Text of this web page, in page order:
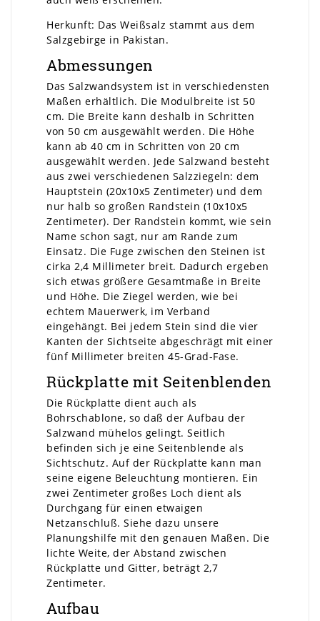
Herkunft: Das Weißsalz stammt aus dem
Salzgebirge in Pakistan.
Abmessungen
Das Salzwandsystem ist in verschiedensten
Maßen erhältlich. Die Modulbreite ist 50
cm. Die Breite kann deshalb in Schritten
von 50 cm ausgewählt werden. Die Höhe
kann ab 40 cm in Schritten von 20 cm
ausgewählt werden. Jede Salzwand besteht
aus zwei verschiedenen Salzziegeln: dem
Hauptstein (20x10x5 Zentimeter) und dem
nur halb so großen Randstein (10x10x5
Zentimeter). Der Randstein kommt, wie sein
Name schon sagt, nur am Rande zum
Einsatz. Die Fuge zwischen den Steinen ist
cirka 2,4 Millimeter breit. Dadurch ergeben
sich etwas größere Gesamtmaße in Breite
und Höhe. Die Ziegel werden, wie bei
echtem Mauerwerk, im Verband
eingehängt. Bei jedem Stein sind die vier
Kanten der Sichtseite abgeschrägt mit einer
fünf Millimeter breiten 45-Grad-Fase.
Rückplatte mit Seitenblenden
Die Rückplatte dient auch als
Bohrschablone, so daß der Aufbau der
Salzwand mühelos gelingt. Seitlich
befinden sich je eine Seitenblende als
Sichtschutz. Auf der Rückplatte kann man
seine eigene Beleuchtung montieren. Ein
zwei Zentimeter großes Loch dient als
Durchgang für einen etwaigen
Netzanschluß. Siehe dazu unsere
Planungshilfe mit den genauen Maßen. Die
lichte Weite, der Abstand zwischen
Rückplatte und Gitter, beträgt 2,7
Zentimeter.
Aufbau